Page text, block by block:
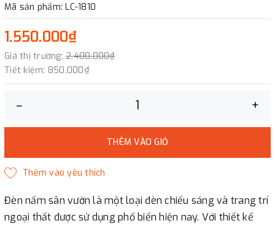
Mã sản phẩm: LC-1810
1.550.000₫
Giá thị trường: 2.400.000₫
Tiết kiệm: 850.000₫
– +
THÊM VÀO GIỎ
Đèn nấm sân vườn là một loại đèn chiếu sáng và trang trí
ngoại thất được sử dụng phổ biến hiện nay. Với thiết kế